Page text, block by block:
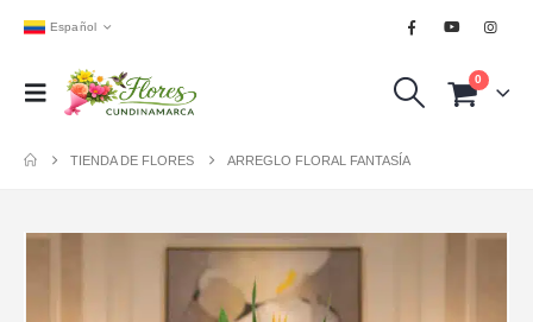
Español
0
TIENDA DE FLORES ARREGLO FLORAL FANTASÍA